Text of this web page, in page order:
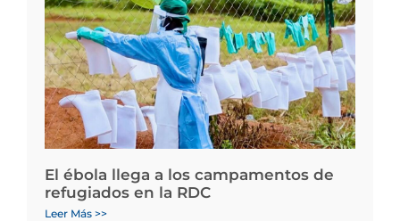
El ébola llega a los campamentos de
refugiados en la RDC
Leer Más >>